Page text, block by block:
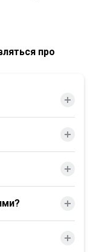
про